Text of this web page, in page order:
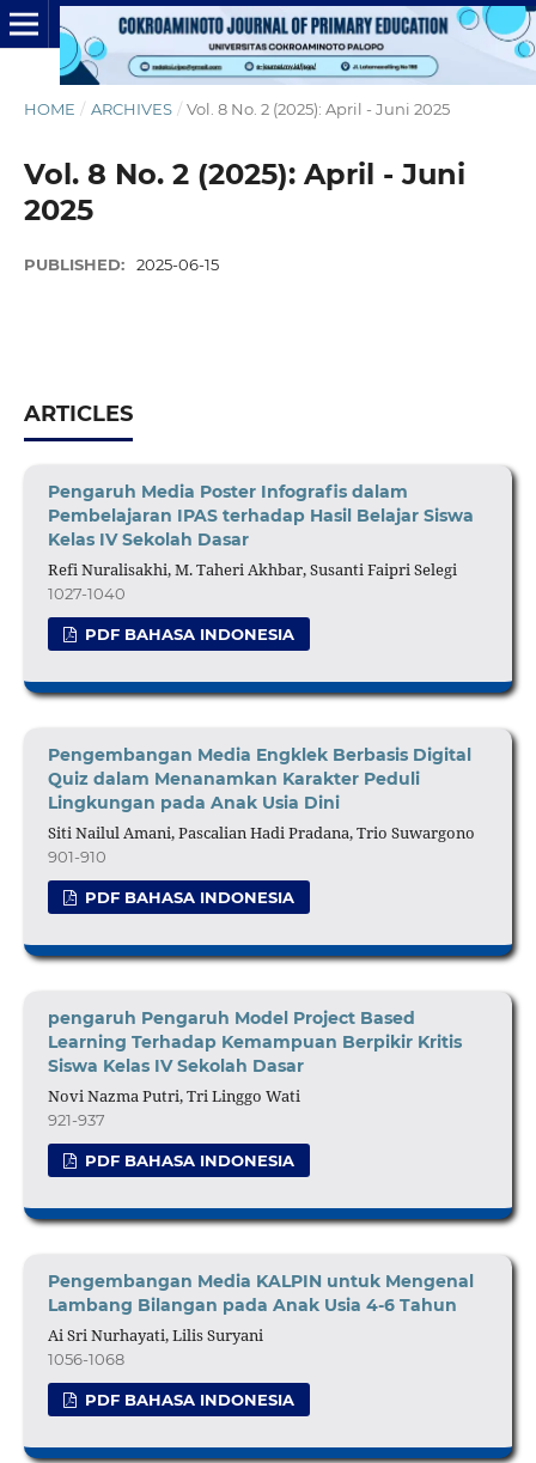
HOME / ARCHIVES / Vol. 8 No. 2 (2025): April - Juni 2025
Vol. 8 No. 2 (2025): April - Juni
2025
PUBLISHED: 2025-06-15
ARTICLES
Pengaruh Media Poster Infografis dalam
Pembelajaran IPAS terhadap Hasil Belajar Siswa
Kelas IV Sekolah Dasar
Refi Nuralisakhi, M. Taheri Akhbar, Susanti Faipri Selegi
1027-1040
PDF BAHASA INDONESIA
Pengembangan Media Engklek Berbasis Digital
Quiz dalam Menanamkan Karakter Peduli
Lingkungan pada Anak Usia Dini
Siti Nailul Amani, Pascalian Hadi Pradana, Trio Suwargono
901-910
PDF BAHASA INDONESIA
pengaruh Pengaruh Model Project Based
Learning Terhadap Kemampuan Berpikir Kritis
Siswa Kelas IV Sekolah Dasar
Novi Nazma Putri, Tri Linggo Wati
921-937
PDF BAHASA INDONESIA
Pengembangan Media KALPIN untuk Mengenal
Lambang Bilangan pada Anak Usia 4-6 Tahun
Ai Sri Nurhayati, Lilis Suryani
1056-1068
PDF BAHASA INDONESIA